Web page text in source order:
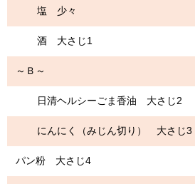
塩 少々
酒 大さじ1
～Ｂ～
日清ヘルシーごま香油 大さじ2
にんにく（みじん切り） 大さじ3
パン粉 大さじ4